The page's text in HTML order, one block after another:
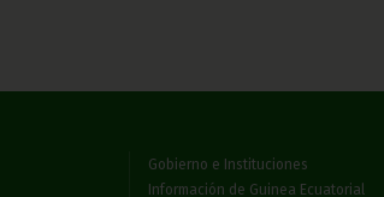
Gobierno e Instituciones
Información de Guinea Ecuatorial